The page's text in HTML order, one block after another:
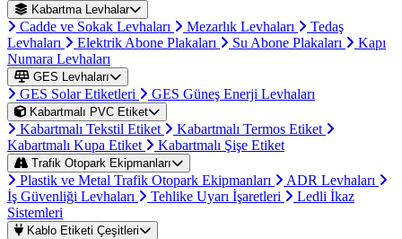
Kabartma Levhalar
Cadde ve Sokak Levhaları Mezarlık Levhaları
Tedaş
Levhaları
Elektrik Abone Plakaları Su Abone Plakaları
Kapı
Numara Levhaları
GES Levhaları
GES Solar Etiketleri GES Güneş Enerji Levhaları
Kabartmalı PVC Etiket
Kabartmalı Tekstil Etiket
Kabartmalı Termos Etiket
Kabartmalı Kupa Etiket
Kabartmalı Şişe Etiket
Trafik Otopark Ekipmanları
Plastik ve Metal Trafik Otopark Ekipmanları
ADR Levhaları
İş Güvenliği Levhaları
Tehlike Uyarı İşaretleri
Ledli İkaz
Sistemleri
Kablo Etiketi Çeşitleri